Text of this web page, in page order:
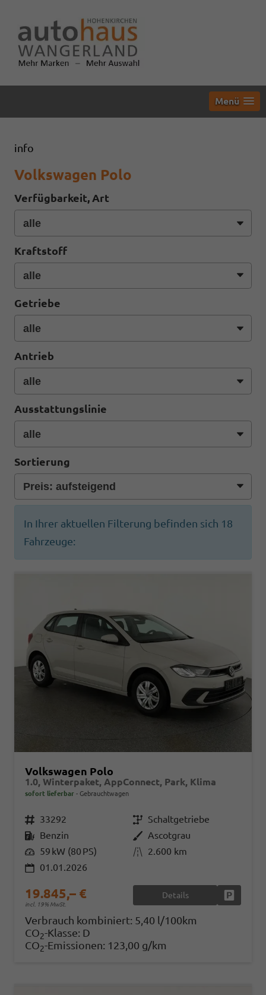
Menü
info
Volkswagen Polo
Verfügbarkeit, Art
Kraftstoff
Getriebe
Antrieb
Ausstattungslinie
Sortierung
In Ihrer aktuellen Filterung befinden sich 18
Fahrzeuge:
Volkswagen Polo
1.0, Winterpaket, AppConnect, Park, Klima
sofort lieferbar Gebrauchtwagen
Fahrzeugnr. 33292 GetriebeSchaltgetriebe
Kraftstoff Benzin AußenfarbeAscotgrau
Leistung 59 kW (80 PS) Kilometerstand 2.600 km
01.01.2026
19.845,– €
incl. 19% MwSt.
Details
Verbrauch kombiniert: 5,40 l/100km
CO2-Klasse: D
CO2-Emissionen: 123,00 g/km